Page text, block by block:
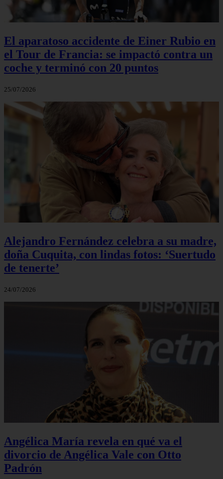
El aparatoso accidente de Einer Rubio en
el Tour de Francia: se impactó contra un
coche y terminó con 20 puntos
25/07/2026
Alejandro Fernández celebra a su madre,
doña Cuquita, con lindas fotos: ‘Suertudo
de tenerte’
24/07/2026
Angélica María revela en qué va el
divorcio de Angélica Vale con Otto
Padrón